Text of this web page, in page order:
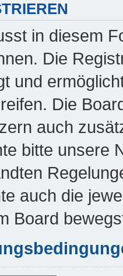
in diesem
Die
und
Die
auch
bitte unsere
auch die
Board